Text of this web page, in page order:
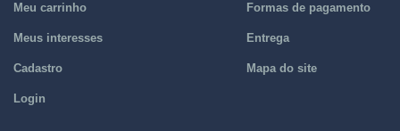
Meu carrinho
Meus interesses
Cadastro
Login
Formas de pagamento
Entrega
Mapa do site